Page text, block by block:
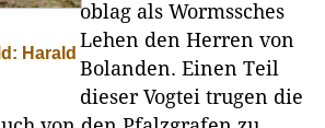
Harald
oblag als Wormssches
Lehen den Herren von
Bolanden. Einen Teil
dieser Vogtei trugen die